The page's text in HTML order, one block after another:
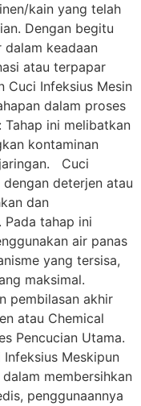
kain yang telah
Dengan begitu
keadaan
atau terpapar
Cuci Infeksius Mesin
dalam proses
Tahap ini melibatkan
kontaminan
Cuci
deterjen atau
dan
Pada tahap ini
air panas
yang tersisa,
maksimal.
pembilasan akhir
atau Chemical
Pencucian Utama.
Infeksius Meskipun
membersihkan
penggunaannya